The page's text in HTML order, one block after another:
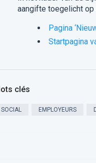
aangifte toegelicht
Pagina
Startpagina
clés
SOCIAL EMPLOYEURS